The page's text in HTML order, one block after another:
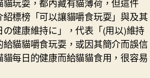
紹標榜「可以讓貓嚼食玩耍」與及其
健康維持に」，代表「(用以)維持
貓貓嚼食玩耍，或因其簡介而誤信
每日的健康而給貓貓食用，很容易